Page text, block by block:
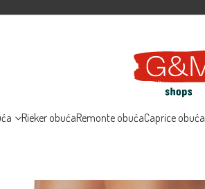
Rieker obućaRemonte obućaCaprice obuća